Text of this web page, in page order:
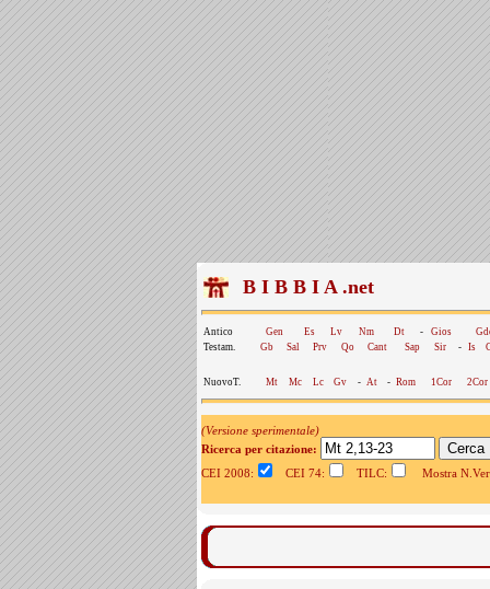
B I B B I A .net
Antico Gen Es Lv Nm Dt - Gios
Testam.
Gb Sal Prv Qo Cant Sap Sir - Is
NuovoT. Mt Mc Lc Gv - At - Rom 1Cor 2Cor
(Versione sperimentale)
Ricerca per citazione:
CEI 2008:
CEI 74: TILC: Mostra